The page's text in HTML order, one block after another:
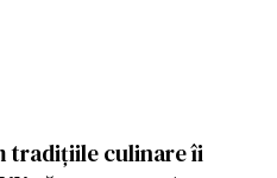
tradițiile culinare îi